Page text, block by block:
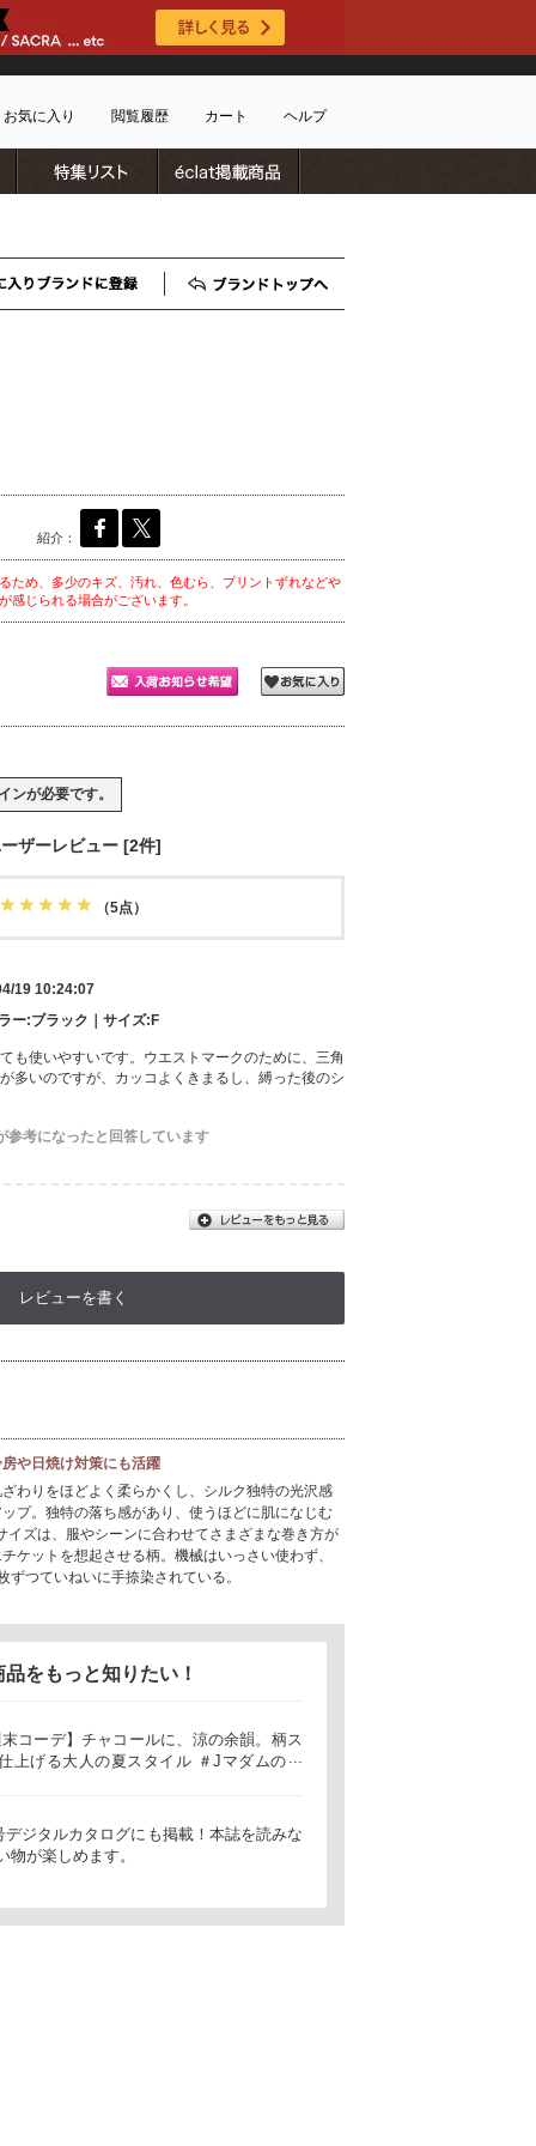
お気に入り 閲覧履歴 カート ヘルプ
キャンセルについて
返品・交換について
お気に入りブランド登録
紹介：
ため、多少のキズ、汚れ、色むら、プリントずれなどや
感じられる場合がございます。
ンが必要です。
ザーレビュー [2件]
（5点）
19 10:24:07
ー:ブラック｜サイズ:F
も使いやすいです。ウエストマークのために、三角
多いのですが、カッコよくきまるし、縛った後のシ
参考になったと回答しています
レビューを書く
や日焼け対策にも活躍
わりをほどよく柔らかくし、シルク独特の光沢感
プ。独特の落ち感があり、使うほどに肌になじむ
ズは、服やシーンに合わせてさまざまな巻き方が
ケットを想起させる柄。機械はいっさい使わず、
つていねいに手捺染されている。
品をもっと知りたい！
コーデ】チャコールに、涼の余韻。柄ス
上げる大人の夏スタイル ＃Jマダムのお
デジタルカタログにも掲載！本誌を読みな
物が楽しめます。